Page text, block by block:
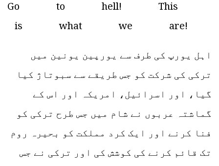
Go to hell! This
is what we are!
اہل یورپ کی طرف سے یورپین یونین میں
ترکی کی شرکت کو جس طریقے سے سبوتاژ کیا
گیا، اور اسرائیل، امریکہ اور اس کے
گماشتہ عربوں نے شام میں جس طرح ترکی کو
فنا کرنے اور ایک کرد مملکت کو بحیرہ روم
تک قائم کرنے کی کوشش کی اور ترکی نے جس